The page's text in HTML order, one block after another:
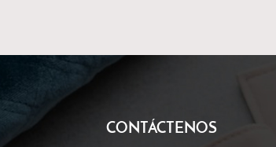
CONTÁCTENOS